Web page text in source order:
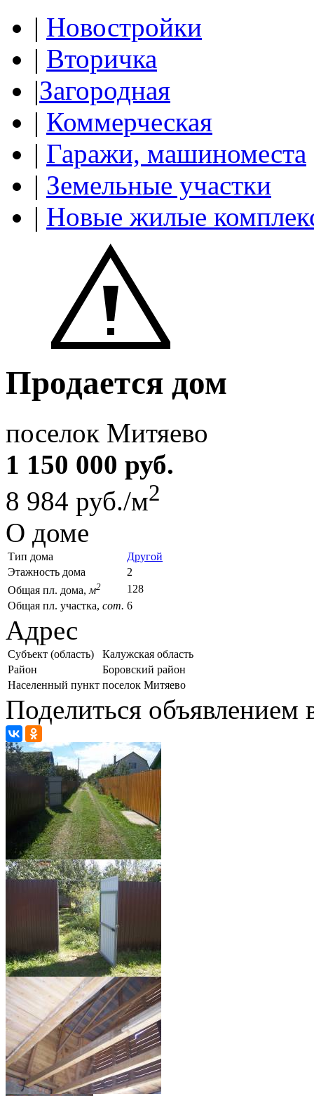
| Новостройки
| Вторичка
|Загородная
| Коммерческая
| Гаражи, машиноместа
| Земельные участки
| Новые жилые
Продается дом
поселок Митяево
1 150 000 руб.
8 984 руб./м2
О доме
Тип дома
Другой
Этажность дома
2
Общая пл. дома, м2
128
Общая пл. участка, сот. 6
Адрес
Субъект (область)
Калужская область
Район
Боровский район
Населенный пункт поселок Митяево
Поделиться объявлением